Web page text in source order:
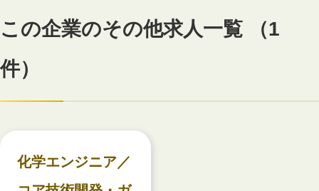
この企業のその他求人一覧 （1
件）
化学エンジニア／